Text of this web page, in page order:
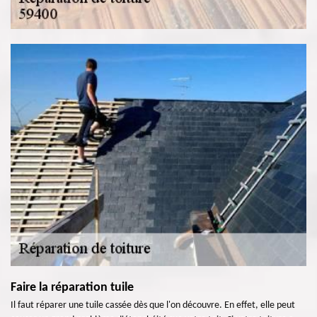
Faire la réparation tuile
Il faut réparer une tuile cassée dès que l'on découvre. En effet, elle peut